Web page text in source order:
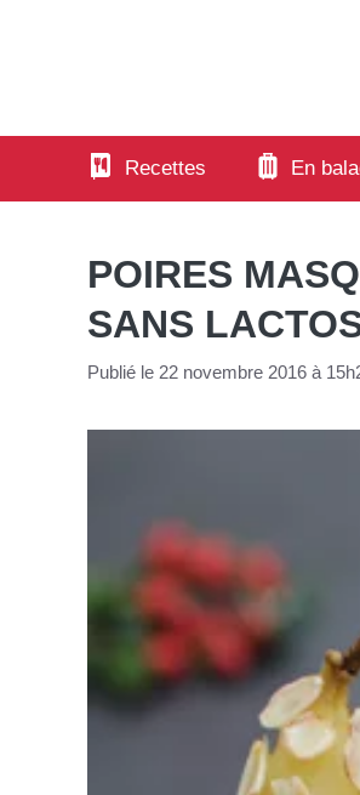
Recettes En
POIRES
SANS
Publié le 22 novembre 2016 à